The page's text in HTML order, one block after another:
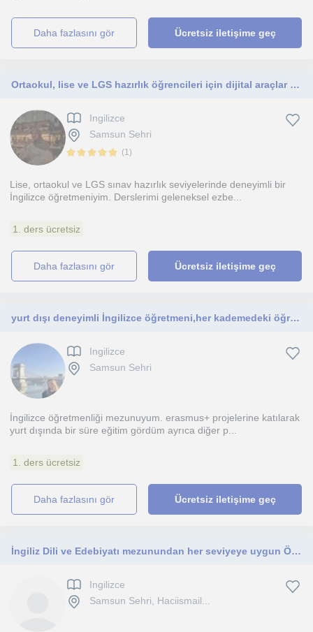
daha fazlasını gör Ücretsiz iletişime geç
Ortaokul, lise ve LGS hazırlık öğrencileri için dijital araçlar ve eğitsel oyunlarla desteklenmiş, interaktif İngilizce dersleri t
Ingilizce
Samsun Sehri
(1)
Lise, ortaokul ve LGS sınav hazırlık seviyelerinde deneyimli bir
İngilizce öğretmeniyim. Derslerimi geleneksel ezbe...
1. ders ücretsiz
daha fazlasını gör Ücretsiz iletişime geç
yurt dışı deneyimli İngilizce öğretmeni,her kademedeki öğrenciler için bireyselleitirilmiş öğretim,öğrencinin aktif katıldığı ders
Ingilizce
Samsun Sehri
İngilizce öğretmenliği mezunuyum. erasmus+ projelerine katılarak
yurt dışında bir süre eğitim gördüm ayrıca diğer p...
1. ders ücretsiz
daha fazlasını gör Ücretsiz iletişime geç
İngiliz Dili ve Edebiyatı mezunundan her seviyeye uygun Özel ders
Ingilizce
Samsun Sehri, Haciismail...